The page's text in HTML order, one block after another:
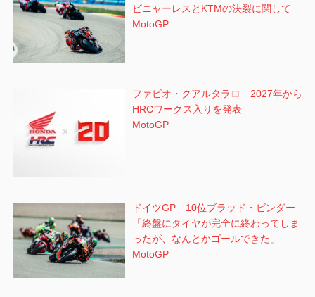
ビニャーレスとKTMの決裂に関して
MotoGP
ファビオ・クアルタラロ 2027年から
HRCワークス入りを発表
MotoGP
ドイツGP 10位ブラッド・ビンダー
「終盤にタイヤが完全に終わってしま
ったが、なんとかゴールできた」
MotoGP